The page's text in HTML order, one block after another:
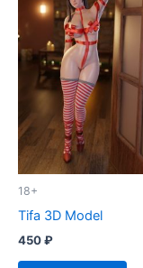
18+
Tifa 3D Model
450₽